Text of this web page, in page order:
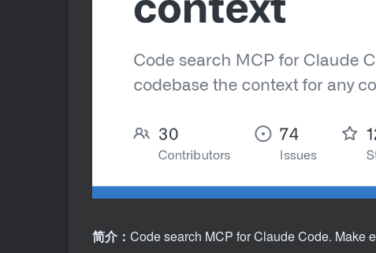
简介： Code search MCP for Claude Code. Make